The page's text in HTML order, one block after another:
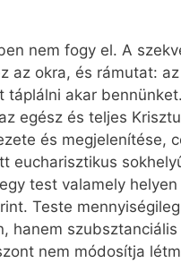
nem fogy el. A
az okra, és rámutat:
akar
egész és teljes
és megjelenítése,
test valamely
Teste
nem módosítja